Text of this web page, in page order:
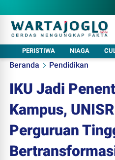
PERISTIWA NIAGA
Beranda Pendidikan
IKU Jadi
Kampus,
Perguruan